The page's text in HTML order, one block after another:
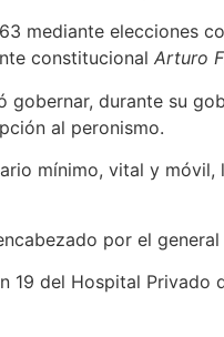
mediante elecciones
constitucional Arturo
durante su
al peronismo.
mínimo, vital y
por el general
19 del Hospital Privado